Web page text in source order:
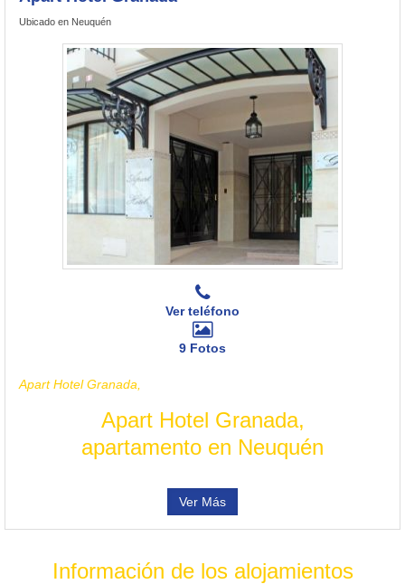
Ubicado en Neuquén
Ver teléfono
9 Fotos
Apart Hotel Granada,
Apart Hotel Granada,
apartamento en Neuquén
Ver Más
Información de los alojamientos